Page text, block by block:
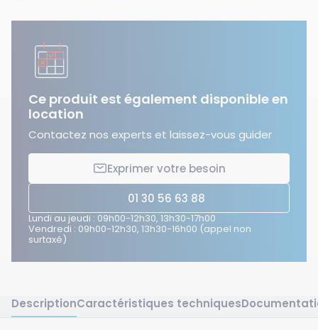
Ce produit est également disponible en
location
Contactez nos experts et laissez-vous guider
Exprimer votre besoin
01 30 56 63 88
Lundi au jeudi : 09h00-12h30, 13h30-17h00
Vendredi : 09h00-12h30, 13h30-16h00 (appel non
surtaxé)
DescriptionCaractéristiques techniques